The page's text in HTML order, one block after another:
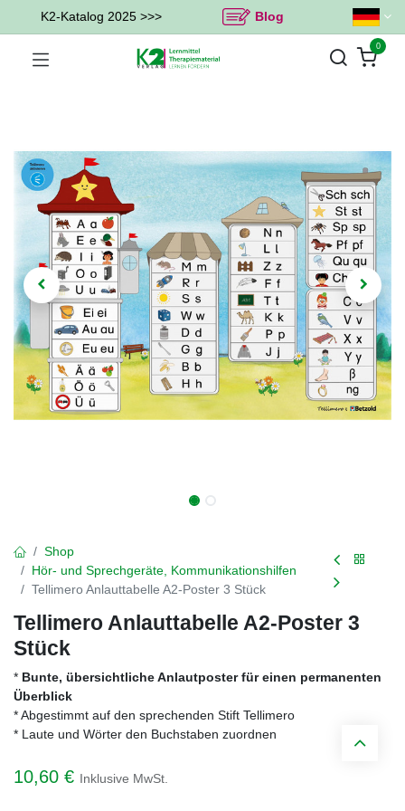
K2-Katalog 2025 >>> Blog
0
Shop
Hör- und Sprechgeräte, Kommunikationshilfen
Tellimero Anlauttabelle A2-Poster 3 Stück
Tellimero Anlauttabelle A2-Poster 3
Stück
* Bunte, übersichtliche Anlautposter für einen permanenten
Überblick
* Abgestimmt auf den sprechenden Stift Tellimero
* Laute und Wörter den Buchstaben zuordnen
10,60 € Inklusive MwSt.